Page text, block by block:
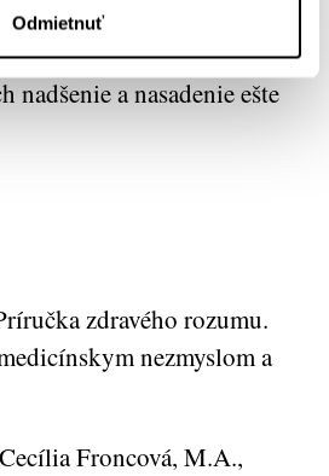
OdmietnuťLovci šarlatánov
ku výraznej
nadšenie a nasadenie ešte
zdravého rozumu.
nezmyslom a
Froncová, M.A.,